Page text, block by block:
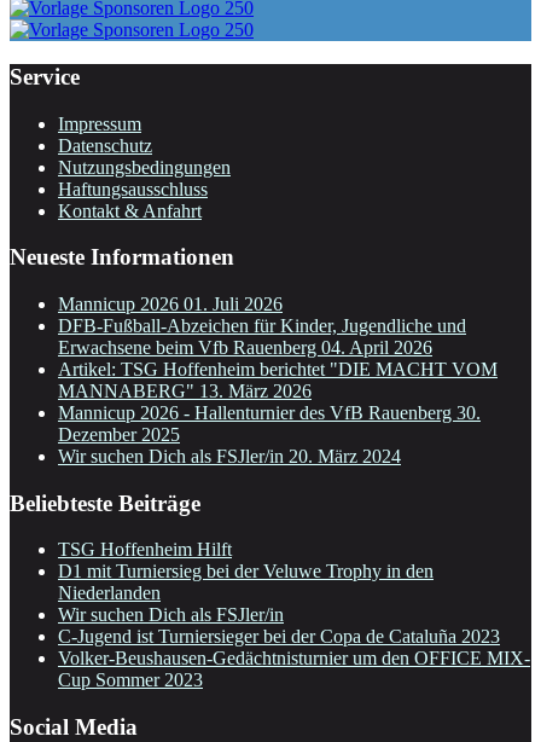
Service
Impressum
Datenschutz
Nutzungsbedingungen
Haftungsausschluss
Kontakt & Anfahrt
Neueste Informationen
Mannicup 2026 01. Juli 2026
DFB-Fußball-Abzeichen für Kinder, Jugendliche und
Erwachsene beim Vfb Rauenberg 04. April 2026
Artikel: TSG Hoffenheim berichtet "DIE MACHT VOM
MANNABERG" 13. März 2026
Mannicup 2026 - Hallenturnier des VfB Rauenberg 30.
Dezember 2025
Wir suchen Dich als FSJler/in 20. März 2024
Beliebteste Beiträge
TSG Hoffenheim Hilft
D1 mit Turniersieg bei der Veluwe Trophy in den
Niederlanden
Wir suchen Dich als FSJler/in
C-Jugend ist Turniersieger bei der Copa de Cataluña 2023
Volker-Beushausen-Gedächtnisturnier um den OFFICE MIX-
Cup Sommer 2023
Social Media